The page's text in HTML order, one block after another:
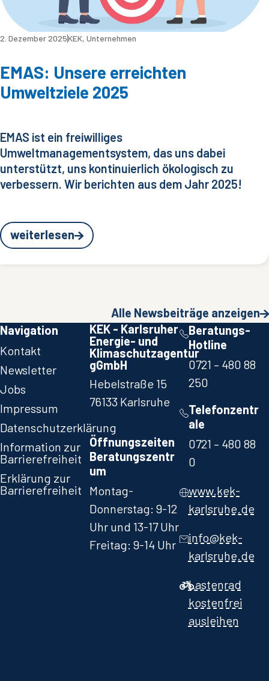
EMAS: Unsere erreichten
Umweltziele 2025
2. Dezember 2025KEK, Unternehmen
EMAS ist ein freiwilliges
Umweltmanagementsystem, das uns dabei
unterstützt, uns kontinuierlich ökologisch zu
verbessern. Wir berichten aus dem Jahr 2025!
weiterlesen
Alle Newsbeiträge anzeigen
Navigation
Kontakt
Newsletter
Jobs
Impressum
Datenschutzerklärung
Information zur
Barrierefreiheit
Erklärung zur
Barrierefreiheit
KEK - Karlsruher
Energie- und
Klimaschutzagentur
gGmbH
Hebelstraße 15
76133 Karlsruhe
Öffnungszeiten
Beratungszentr
um
Montag-
Donnerstag: 9-12
Uhr und 13-17 Uhr
Freitag: 9-14 Uhr
Beratungs-
Hotline
0721 – 480 88
250​
Telefonzentr
ale
0721 – 480 88
0​
www.kek-
karlsruhe.de
info@kek-
karlsruhe.de
Lastenrad
kostenfrei
ausleihen